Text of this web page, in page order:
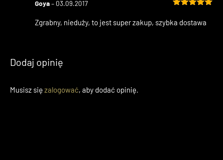
na 5
Goya– 03.09.2017
Zgrabny, nieduży, to jest super zakup, szybka dostawa
Dodaj opinię
Musisz się zalogować, aby dodać opinię.